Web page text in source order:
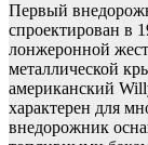
Первый
спроектирован в
лонжеронной
металлической
американский
характерен для
внедорожник